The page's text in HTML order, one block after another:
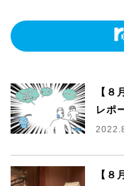
【
レポ
【